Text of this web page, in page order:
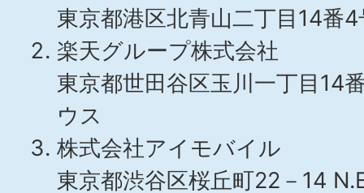
東京都港区北青山二丁目14番4
楽天グループ株式会社
東京都世田谷区玉川一丁目14
ウス
株式会社アイモバイル
東京都渋谷区桜丘町22－14